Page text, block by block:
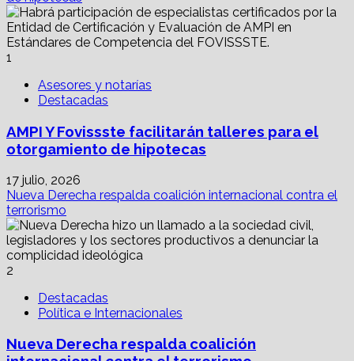
1
Asesores y notarías
Destacadas
AMPI Y Fovissste facilitarán talleres para el
otorgamiento de hipotecas
17 julio, 2026
Nueva Derecha respalda coalición internacional contra el
terrorismo
2
Destacadas
Política e Internacionales
Nueva Derecha respalda coalición